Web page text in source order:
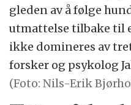
gleden av å følge
utmattelse tilbake til
ikke domineres av
forsker og psykolog
(Foto: Nils-Erik